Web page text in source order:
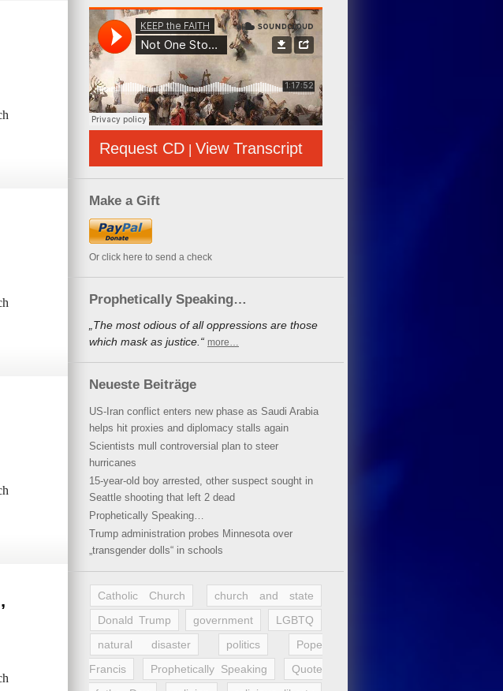
Request CD | View Transcript
Make a Gift
Or click here to send a check
Prophetically Speaking…
„The most odious of all oppressions are those
which mask as justice.“ more…
Neueste Beiträge
US-Iran conflict enters new phase as Saudi Arabia
helps hit proxies and diplomacy stalls again
Scientists mull controversial plan to steer
hurricanes
15-year-old boy arrested, other suspect sought in
Seattle shooting that left 2 dead
Prophetically Speaking…
Trump administration probes Minnesota over
„transgender dolls“ in schools
Catholic Church
church and state
Donald Trump
government
LGBTQ
natural disaster
politics
Pope
Francis
Prophetically Speaking
Quote